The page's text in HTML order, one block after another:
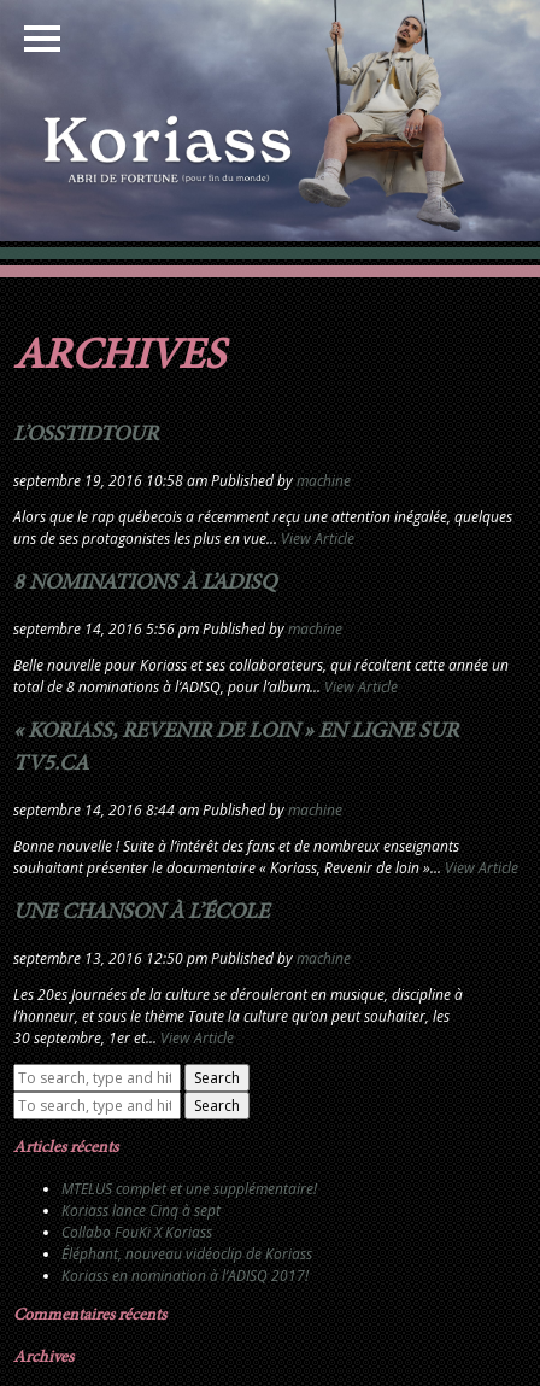
ARCHIVES
L’OSSTIDTOUR
septembre 19, 2016 10:58 amPublished bymachine
Alors que le rap québecois a récemment reçu une attention inégalée, quelques
uns de ses protagonistes les plus en vue... View Article
8 NOMINATIONS À L’ADISQ
septembre 14, 2016 5:56 pmPublished bymachine
Belle nouvelle pour Koriass et ses collaborateurs, qui récoltent cette année un
total de 8 nominations à l’ADISQ, pour l’album... View Article
« KORIASS, REVENIR DE LOIN » EN LIGNE SUR
TV5.CA
septembre 14, 2016 8:44 amPublished bymachine
Bonne nouvelle ! Suite à l’intérêt des fans et de nombreux enseignants
souhaitant présenter le documentaire « Koriass, Revenir de loin »... View Article
UNE CHANSON À L’ÉCOLE
septembre 13, 2016 12:50 pmPublished bymachine
Les 20es Journées de la culture se dérouleront en musique, discipline à
l’honneur, et sous le thème Toute la culture qu’on peut souhaiter, les
30 septembre, 1er et... View Article
Search
Search
Articles récents
MTELUS complet et une supplémentaire!
Koriass lance Cinq à sept
Collabo FouKi X Koriass
Éléphant, nouveau vidéoclip de Koriass
Koriass en nomination à l’ADISQ 2017!
Commentaires récents
Archives